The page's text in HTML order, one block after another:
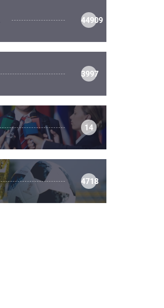
44909
3997
14
4718